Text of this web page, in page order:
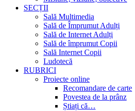
SECȚII
Sală Multimedia
Sală de Împrumut Adulți
Sală de Internet Adulți
Sală de împrumut Copii
Sală Internet Copii
Ludotecă
RUBRICI
Proiecte online
Recomandare de carte
Povestea de la prânz
Știați că…